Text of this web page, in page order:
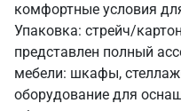
комфортные условия
Упаковка: стрейч/
представлен полный
мебели: шкафы,
оборудование для